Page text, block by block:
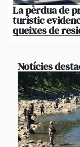
La pèrdua de
turístic
queixes de
Notícies